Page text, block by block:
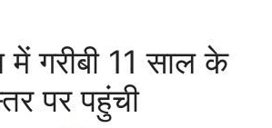
में गरीबी 11 साल के
पर पहुंची